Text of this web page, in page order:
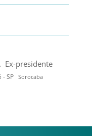
Ex-presidente
- SP
Sorocaba